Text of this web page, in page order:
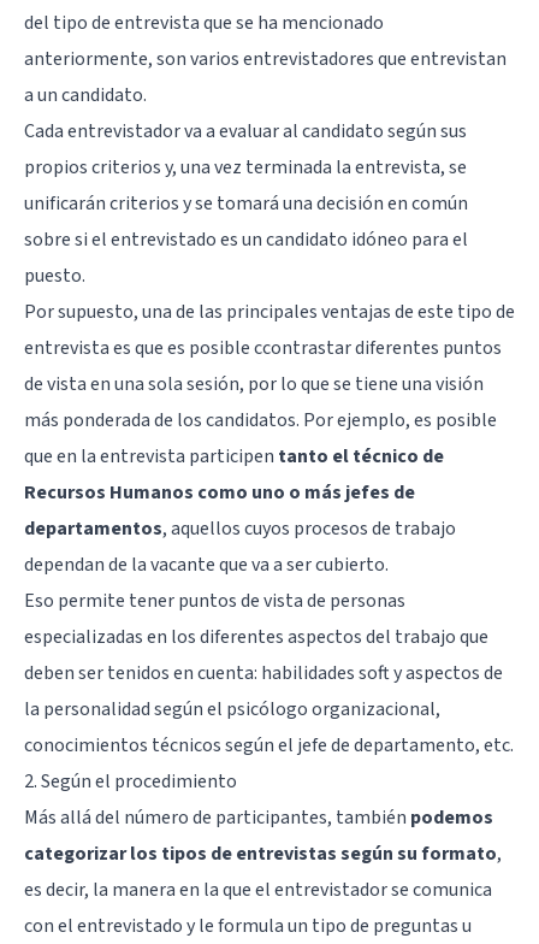
del tipo de entrevista que se ha mencionado
anteriormente, son varios entrevistadores que entrevistan
a un candidato.
Cada entrevistador va a evaluar al candidato según sus
propios criterios y, una vez terminada la entrevista, se
unificarán criterios y se tomará una decisión en común
sobre si el entrevistado es un candidato idóneo para el
puesto.
Por supuesto, una de las principales ventajas de este tipo de
entrevista es que es posible ccontrastar diferentes puntos
de vista en una sola sesión, por lo que se tiene una visión
más ponderada de los candidatos. Por ejemplo, es posible
que en la entrevista participen tanto el técnico de
Recursos Humanos como uno o más jefes de
departamentos, aquellos cuyos procesos de trabajo
dependan de la vacante que va a ser cubierto.
Eso permite tener puntos de vista de personas
especializadas en los diferentes aspectos del trabajo que
deben ser tenidos en cuenta: habilidades soft y aspectos de
la personalidad según el psicólogo organizacional,
conocimientos técnicos según el jefe de departamento, etc.
2. Según el procedimiento
Más allá del número de participantes, también podemos
categorizar los tipos de entrevistas según su formato,
es decir, la manera en la que el entrevistador se comunica
con el entrevistado y le formula un tipo de preguntas u